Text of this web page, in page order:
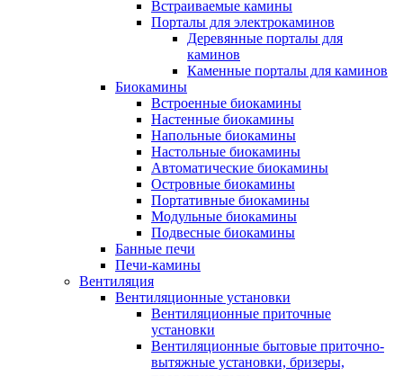
Встраиваемые камины
Порталы для электрокаминов
Деревянные порталы для
каминов
Каменные порталы для каминов
Биокамины
Встроенные биокамины
Настенные биокамины
Напольные биокамины
Настольные биокамины
Автоматические биокамины
Островные биокамины
Портативные биокамины
Модульные биокамины
Подвесные биокамины
Банные печи
Печи-камины
Вентиляция
Вентиляционные установки
Вентиляционные приточные
установки
Вентиляционные бытовые приточно-
вытяжные установки, бризеры,